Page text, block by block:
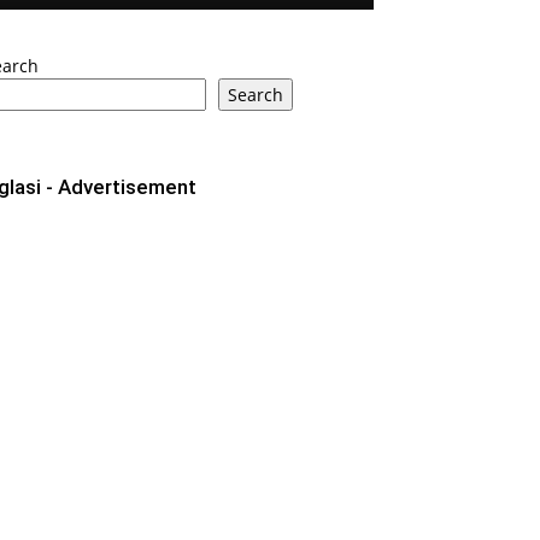
Search
- Advertisement